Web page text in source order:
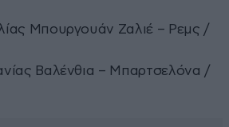
Μπουργουάν Ζαλιέ – Ρεμς /
Βαλένθια – Μπαρτσελόνα /